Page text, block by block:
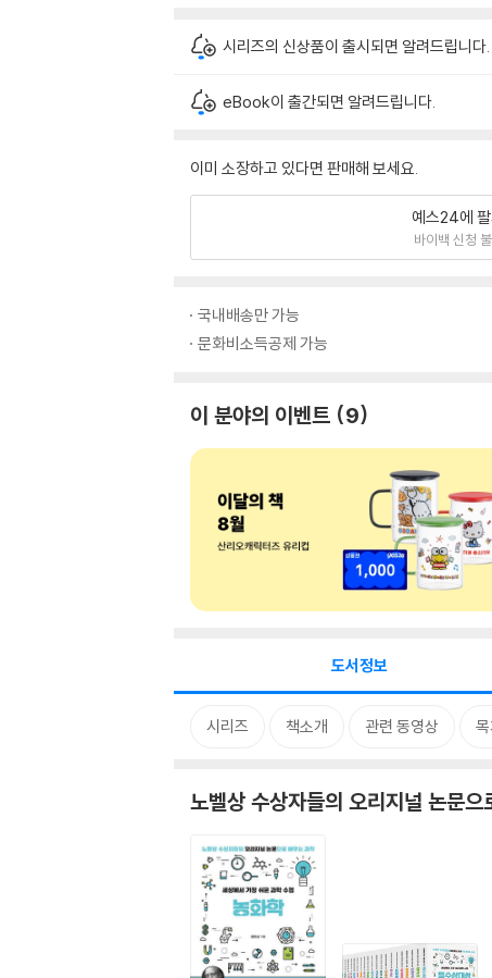
시리즈의 신상품이 출시되면 알려드립니다.
eBook이 출간되면 알려드립니다.
이미 소장하고 있다면 판매해 보세요.
예스24에
바이백 신청
국내배송만 가능
문화비소득공제 가능
이 분야의 이벤트 9
도서정보
시리즈 책소개 관련 동영상
노벨상 수상자들의 오리지널 논문